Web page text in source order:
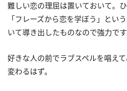
難しい恋の理屈は置いておいて。
「フレーズから恋を学ぼう」とい
いて導き出したものなので強力です
好きな人の前でラブスペルを唱え
変わるはず。